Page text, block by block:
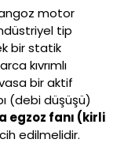
motor
tip
bir statik
kıvrımlı
bir aktif
(debi düşüşü)
egzoz fanı (kirli
edilmelidir.